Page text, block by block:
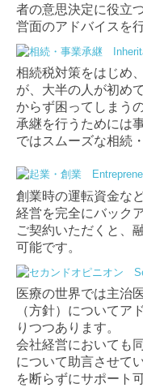
者の意思決定に役立
営面のアドバイスを
相続税対策をはじめ
が、大半の人が初め
からず困ってしまう
承継を行うためには
ではスムーズな相続
創業時の運転資金な
経営を完全にバック
ご契約いただくと、
可能です。
医療の世界では主治
（方針）についてア
りつつあります。
会社経営においても
について助言させて
を断らずにサポート